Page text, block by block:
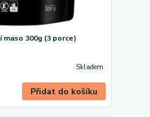
maso 300g (3 porce)
Skladem
Přidat do košíku